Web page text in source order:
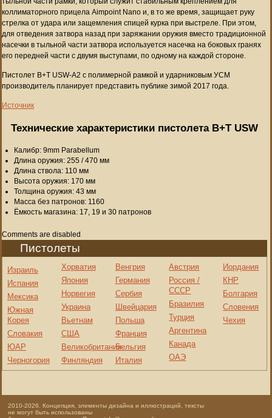
коллиматорного прицела Aimpoint Nano и, в то же время, защищает руку
стрелка от удара или защемления спицей курка при выстреле. При этом,
для отведения затвора назад при заряжании оружия вместо традиционной
насечки в тыльной части затвора используется насечка на боковых гранях
его передней части с двумя выступами, по одному на каждой стороне.
Пистолет B+T USW-А2 с полимерной рамкой и ударниковым УСМ
производитель планирует представить публике зимой 2017 года.
Источник
Технические характеристики пистолета B+T USW
Калибр: 9mm Parabellum
Длина оружия: 255 / 470 мм
Длина ствола: 110 мм
Высота оружия: 170 мм
Толщина оружия: 43 мм
Масса без патронов: 1160
Ёмкость магазина: 17, 19 и 30 патронов
Comments are disabled
Пистолеты
Израиль
Испания
Мексика
Южная
Корея
Словакия
ЮАР
Черногория
Хорватия
Япония
Норвегия
Украина
Вьетнам
США
Великобритания
Финляндия
Венгрия
Германия
Сербия
Швейцария
Польша
Франция
Бельгия
Италия
Австрия
Россия /
СССР
Бразилия
Турция
Аргентина
Канада
ОАЭ
Иордания
КНР
Болгария
Словения
Чехия
2010-2026. Концепция, элементы дизайна и иллюстраций, тексты
не могут быть использованы